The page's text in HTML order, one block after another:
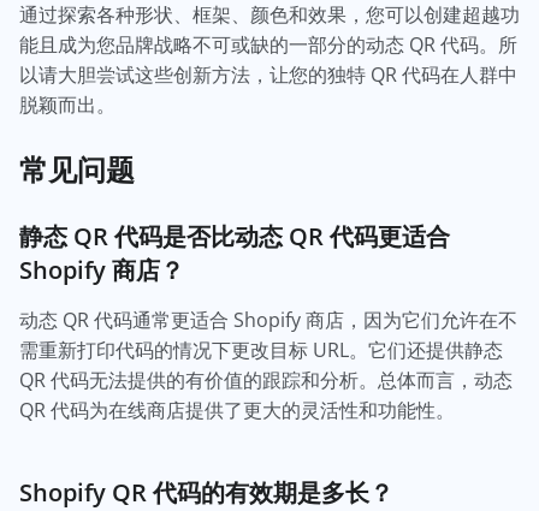
通过探索各种形状、框架、颜色和效果，您可以创建超越功
能且成为您品牌战略不可或缺的一部分的动态 QR 代码。所
以请大胆尝试这些创新方法，让您的独特 QR 代码在人群中
脱颖而出。
常见问题
静态 QR 代码是否比动态 QR 代码更适合
Shopify 商店？
动态 QR 代码通常更适合 Shopify 商店，因为它们允许在不
需重新打印代码的情况下更改目标 URL。它们还提供静态
QR 代码无法提供的有价值的跟踪和分析。总体而言，动态
QR 代码为在线商店提供了更大的灵活性和功能性。
Shopify QR 代码的有效期是多长？